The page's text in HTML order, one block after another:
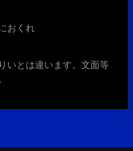
おくれ
いとは違います。文面等